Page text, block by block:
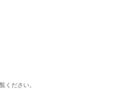
ください。